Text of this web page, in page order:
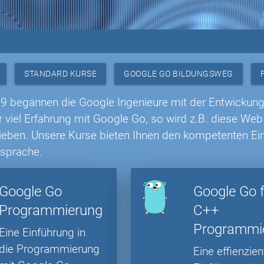
STANDARD KURSE GOOGLE GO BILDUNGSWEG
begannen die Google Ingenieure mit der
viel Erfahrung mit Google Go, so wird z.B. diese
Unsere Kurse bieten Ihnen den kompetenten
Google Go
Programmierung
Eine Einführung in
die Programmierung
Google Go
C++
Eine